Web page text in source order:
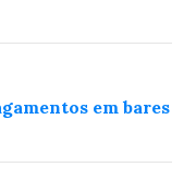
em bares